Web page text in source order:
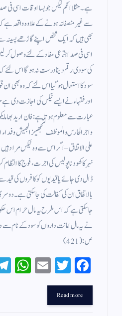
ہے ۔ مثلا انکم ٹیکس جو بسا اوقات اسی فی
سے غیر منصفانہ ہونے کے علاوہ واقعہ
بھی ہیں کہ ایک شخص اپنے گاڑھے
اسی فی صد اجتماعی مفاد کے لئے وصول کر
کی سودی رقم دینا درست نہ ہو گا اس لئے
سود کا استعمال ہوگیا اس لئے کہ وہ بھی ان
اور فقہاء نے ایسے ٹیکس کی اجازت دی ہے
عبارت سے معلوم ہوتا ہے : فان اريد بها
واجر الحارس والموظف لتجهيز الجيش وفداء
على الاتفاق – اگر اس سے وہ ٹیکس مراد
نہر کا کھودنا پولیس کی اجرت ، فوج کا
ڈال دی جائے یا قیدیوں کو کافروں کی
بالاتفاق ان کی کفالت کی جا سکتی ہے ۔
جاسکتی ہے کہ اس طرح یہ مال حرام اس
ص: (421 )
Fa
ce
bo
T
wi
E
W
Read more